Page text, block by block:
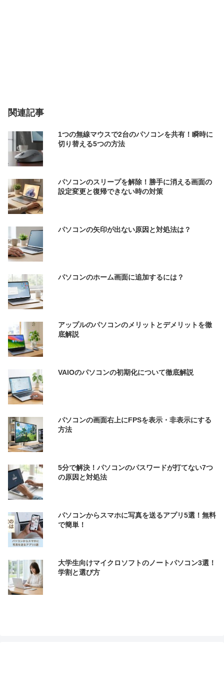
関連記事
1つの無線マウスで2台のパソコンを共有！瞬時に
切り替える5つの方法
パソコンのスリープを解除！勝手に消える画面の
設定変更と復帰できない時の対策
パソコンの矢印が出ない原因と対処法は？
パソコンのホーム画面に追加するには？
アップルのパソコンのメリットとデメリットを徹
底解説
VAIOのパソコンの初期化について徹底解説
パソコンの画面右上にFPSを表示・非表示にする
方法
5分で解決！パソコンのパスワードが打てない7つ
の原因と対処法
パソコンからスマホに写真を送るアプリ5選！無料
で簡単！
大学生向けマイクロソフトのノートパソコン3選！
学割と選び方